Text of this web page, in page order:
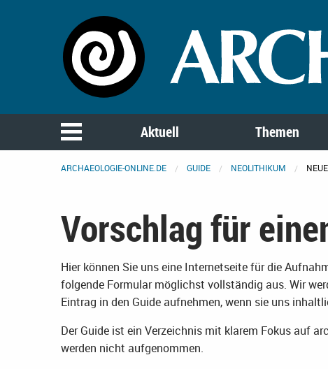
Aktuell Themen
ARCHAEOLOGIE-ONLINE.DE GUIDE NEOLITHIKUM
Vorschlag für
Hier können Sie uns eine Internetseite für die
folgende Formular möglichst vollständig aus. Wir
Eintrag in den Guide aufnehmen, wenn sie uns
Der Guide ist ein Verzeichnis mit klarem Fokus auf
werden nicht aufgenommen.